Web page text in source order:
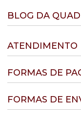
BLOG DA
ATENDIMENTO
FORMAS DE
FORMAS DE